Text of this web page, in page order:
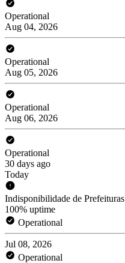
Operational
Aug 04, 2026
Operational
Aug 05, 2026
Operational
Aug 06, 2026
Operational
30 days ago
Today
Indisponibilidade de Prefeituras
100% uptime
Operational
Jul 08, 2026
Operational